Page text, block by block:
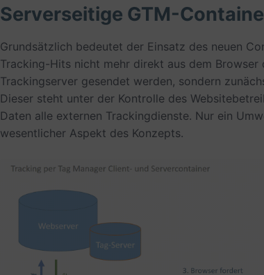
Serverseitige GTM-
Grundsätzlich bedeutet der Einsatz des neuen
Tracking-Hits nicht mehr direkt aus dem Browser
Trackingserver gesendet werden, sondern
Dieser steht unter der Kontrolle des
Daten alle externen Trackingdienste. Nur ein
wesentlicher Aspekt des Konzepts.